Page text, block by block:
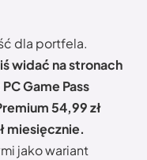
dla portfela.
widać na stronach
Game Pass
54,99 zł
miesięcznie.
jako wariant